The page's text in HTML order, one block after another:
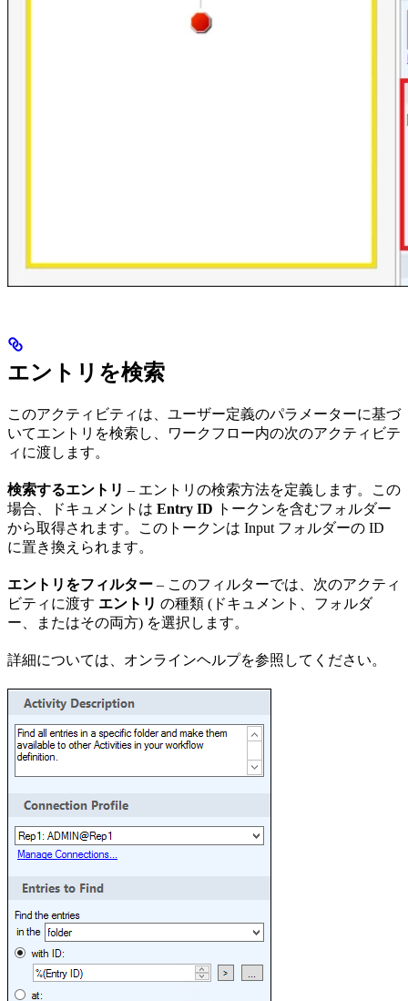
エントリを検索
このアクティビティは、ユーザー定義のパラメーターに基づ
いてエントリを検索し、ワークフロー内の次のアクティビテ
ィに渡します。
検索するエントリ – エントリの検索方法を定義します。この
場合、ドキュメントは Entry ID トークンを含むフォルダー
から取得されます。このトークンは Input フォルダーの ID
に置き換えられます。
エントリをフィルター – このフィルターでは、次のアクティ
ビティに渡す エントリ の種類 (ドキュメント、フォルダ
ー、またはその両方) を選択します。
詳細については、オンラインヘルプを参照してください。